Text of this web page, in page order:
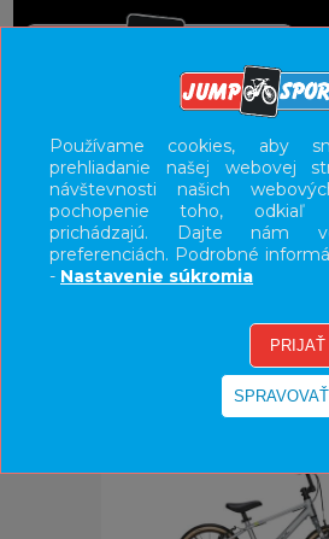
UŽÍVATEĽSKÝ
KATEGÓRIE
VÝPREDAJ -
Používame cookies, aby
prehliadanie našej webovej
návštevnosti našich
pochopenie toho, odkiaľ
prichádzajú. Dajte nám
preferenciách. Podrobné
- Nastavenie súkromia